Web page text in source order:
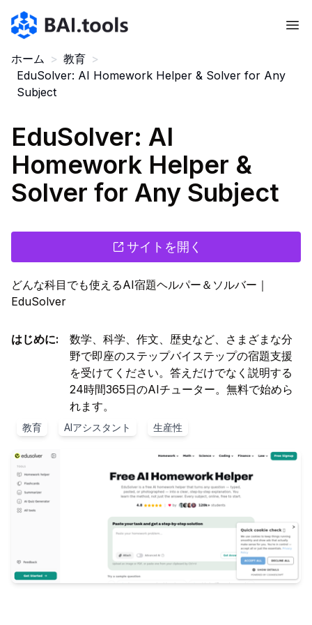
Bai.tools
ホーム > 教育 >
EduSolver: AI Homework Helper & Solver for Any
Subject
EduSolver: AI
Homework Helper &
Solver for Any Subject
サイトを開く
どんな科目でも使えるAI宿題ヘルパー＆ソルバー｜
EduSolver
はじめに:
数学、科学、作文、歴史など、さまざまな分
野で即座のステップバイステップの宿題支援
を受けてください。答えだけでなく説明する
24時間365日のAIチューター。無料で始めら
れます。
教育 AIアシスタント 生産性